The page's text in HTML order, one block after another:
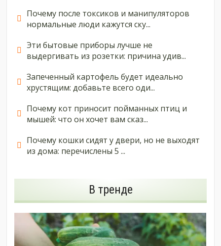
Почему после токсиков и манипуляторов
нормальные люди кажутся ску...
Эти бытовые приборы лучше не
выдергивать из розетки: причина удив...
Запеченный картофель будет идеально
хрустящим: добавьте всего оди...
Почему кот приносит пойманных птиц и
мышей: что он хочет вам сказ...
Почему кошки сидят у двери, но не выходят
из дома: перечислены 5 ...
В тренде